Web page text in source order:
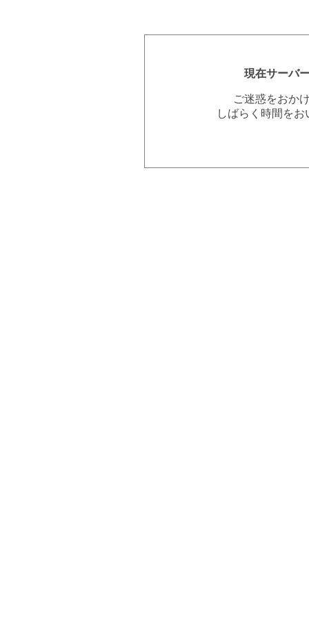
現在サーバ
ご迷惑をおか
しばらく時間を